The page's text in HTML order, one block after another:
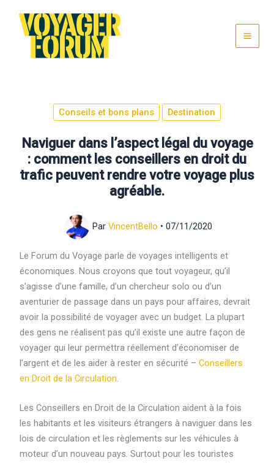
contenu
Conseils et bons plans Destination
Naviguer dans l’aspect légal du voyage
: comment les conseillers en droit du
trafic peuvent rendre votre voyage plus
agréable.
Par VincentBello • 07/11/2020
Le Forum du Voyage parle de voyages intelligents et
économiques. Nous croyons que tout voyageur, qu’il
s’agisse d’une famille, d’un chercheur solo ou d’un
aventurier de passage dans un pays pour affaires, devrait
avoir la possibilité de voyager avec un budget. La plupart
des gens ne réalisent pas qu’il existe une autre façon de
voyager qui leur permettra réellement d’économiser de
l’argent et de les aider à rester en sécurité – Conseillers
en Droit de la Circulation.
Les Conseillers en Droit de la Circulation aident à la fois
les habitants et les visiteurs étrangers à naviguer dans les
lois de circulation et les règlements sur les véhicules à
moteur d’un nouveau pays. Surtout pour les touristes